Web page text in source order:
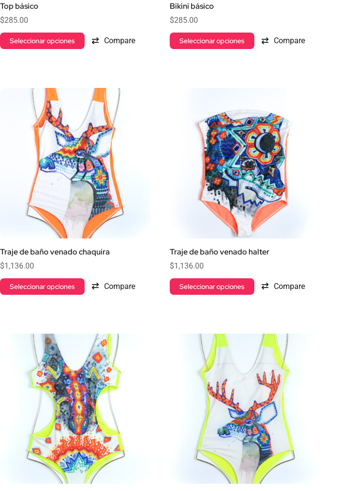
Top básico
$285.00
Seleccionar opciones Compare
Bikini básico
$285.00
Seleccionar opciones Compare
Traje de baño venado chaquira
$1,136.00
Seleccionar opciones Compare
Traje de baño venado halter
$1,136.00
Seleccionar opciones Compare